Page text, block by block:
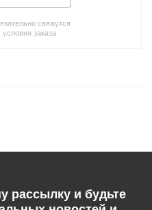
свяжутся
заказа
рассылку и будьте